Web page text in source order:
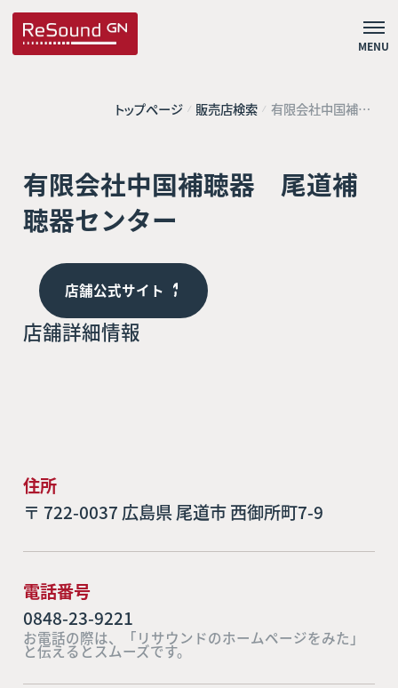
MENU
トップページ 販売店検索 有限会社中国補聴
器 尾道補聴器セ
有限会社中国補聴器 尾道補
聴器センター
店舗公式サイト
店舗詳細情報
住所
〒 722-0037 広島県 尾道市 西御所町7-9
電話番号
0848-23-9221
お電話の際は、「リサウンドのホームページをみた」
と伝えるとスムーズです。